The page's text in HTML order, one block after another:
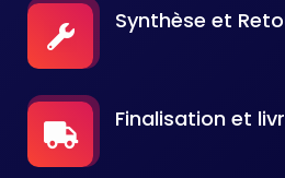
Synthèse et
Finalisation et